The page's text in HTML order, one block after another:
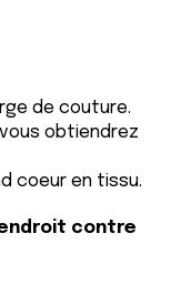
de couture.
obtiendrez
coeur en tissu.
contre